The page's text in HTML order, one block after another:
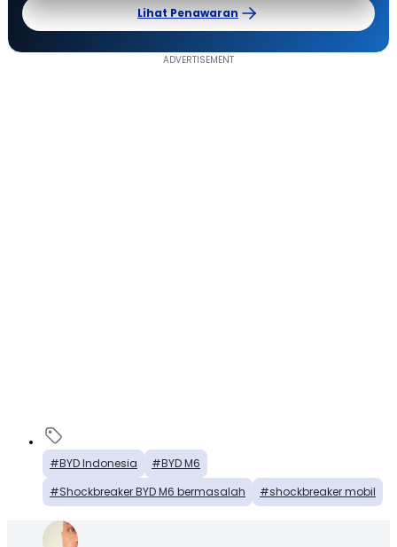
Lihat Penawaran
BYD Indonesia
BYD M6
Shockbreaker BYD M6 bermasalah
shockbreaker mobil